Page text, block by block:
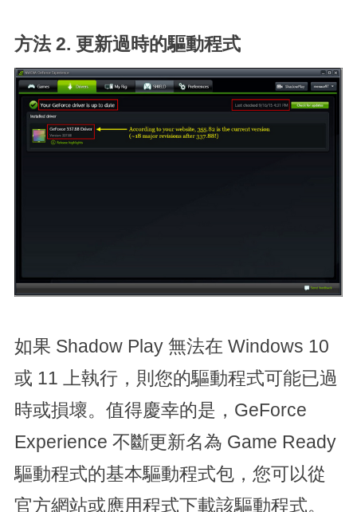
方法 2. 更新過時的驅動程式
如果 Shadow Play 無法在 Windows 10
或 11 上執行，則您的驅動程式可能已過
時或損壞。值得慶幸的是，GeForce
Experience 不斷更新名為 Game Ready
驅動程式的基本驅動程式包，您可以從
官方網站或應用程式下載該驅動程式。